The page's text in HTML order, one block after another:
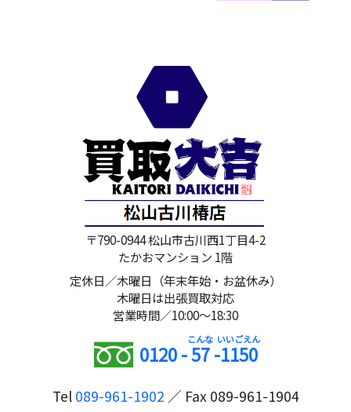
〒790-0944 松山市古川西1丁目4-2
たかおマンション 1階
定休日／木曜日（年末年始・お盆休み）
木曜日は出張買取対応
営業時間／10:00～18:30
0120 -57-1150
Tel 089-961-1902 ／ Fax 089-961-1904